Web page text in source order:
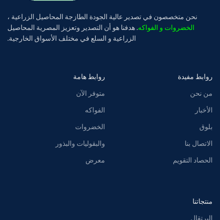
نحن متخصصون في تصدير عالية الجودة الطازجة المحاصيل الزراعية ،
الخضروات و الفواكه. هدفنا هو أن التصدير وتعزيز المصرية المحاصيل
الزراعية و السلع في مختلف الأسواق الخارجية.
روابط مفيدة
من نحن
الأخبار
بلوق
الاتصال بنا
الحصاد التقويم
روابط هامة
متوفر الآن
الفواكه
الخضروات
والبقوليات والبذور
معرض
منتجاتنا
البرتقال